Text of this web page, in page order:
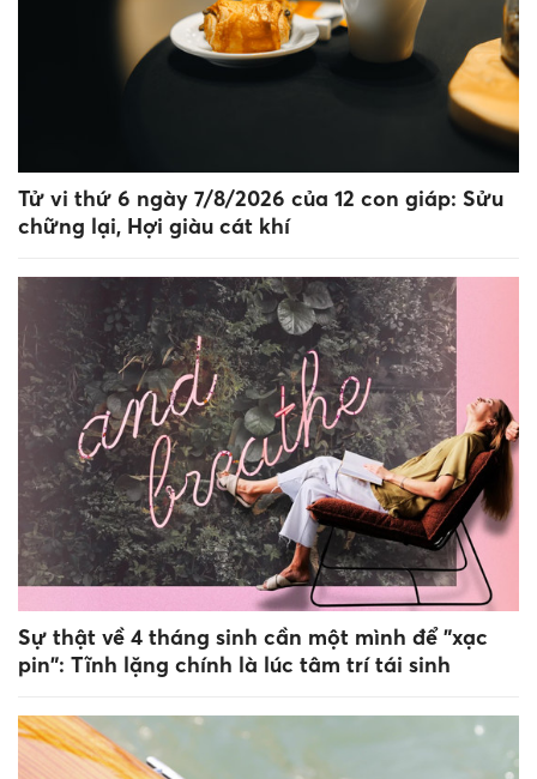
Tử vi thứ 6 ngày 7/8/2026 của 12 con giáp: Sửu
chững lại, Hợi giàu cát khí
Sự thật về 4 tháng sinh cần một mình để "xạc
pin": Tĩnh lặng chính là lúc tâm trí tái sinh